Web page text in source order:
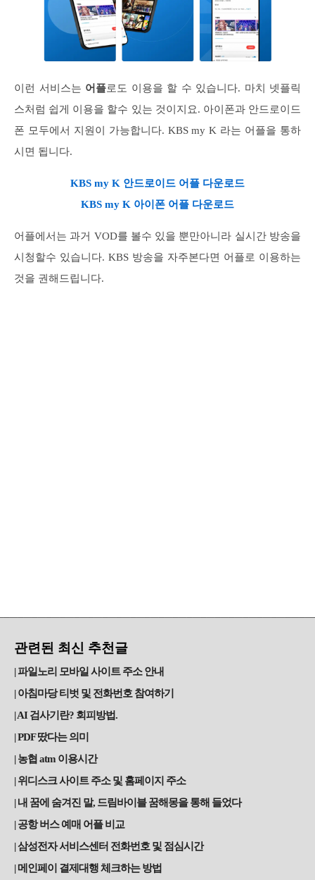
이런 서비스는 어플로도 이용을 할 수 있습니다. 마치 넷플릭
스처럼 쉽게 이용을 할수 있는 것이지요. 아이폰과 안드로이드
폰 모두에서 지원이 가능합니다. KBS my K 라는 어플을 통하
시면 됩니다.
KBS my K 안드로이드 어플 다운로드
KBS my K 아이폰 어플 다운로드
어플에서는 과거 VOD를 볼수 있을 뿐만아니라 실시간 방송을
시청할수 있습니다. KBS 방송을 자주본다면 어플로 이용하는
것을 권해드립니다.
관련된 최신 추천글
파일노리 모바일 사이트 주소 안내
아침마당 티벗 및 전화번호 참여하기
AI 검사기란? 회피방법.
PDF 땄다는 의미
농협 atm 이용시간
위디스크 사이트 주소 및 홈페이지 주소
내 꿈에 숨겨진 말, 드림바이블 꿈해몽을 통해 들었다
공항 버스 예매 어플 비교
삼성전자 서비스센터 전화번호 및 점심시간
메인페이 결제대행 체크하는 방법